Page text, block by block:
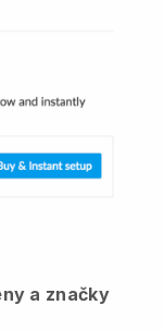
a značky